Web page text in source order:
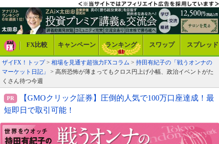
FX比較 キャンペーン ランキング スワップ スプレッド
ザイFX！トップ> 相場を見通す超強力FXコラム > 持田有紀子の「戦うオンナの
マーケット日記」
> 高所恐怖が薄まってもクロス円上げ小幅、政治イベントがた
くさん待つ今週
【GMOクリック証券】圧倒的人気で100万口座達成！最
短即日で取引可能！